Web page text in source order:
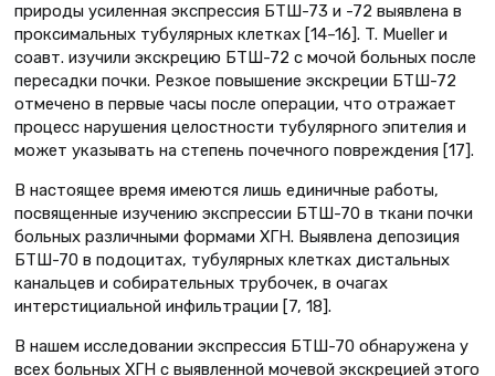
природы усиленная экспрессия БТШ-73 и -72 выявлена в
проксимальных тубулярных клетках [14–16]. T. Mueller и
соавт. изучили экскрецию БТШ-72 с мочой больных после
пересадки почки. Резкое повышение экскреции БТШ-72
отмечено в первые часы после операции, что отражает
процесс нарушения целостности тубулярного эпителия и
может указывать на степень почечного повреждения [17].
В настоящее время имеются лишь единичные работы,
посвященные изучению экспрессии БТШ-70 в ткани почки
больных различными формами ХГН. Выявлена депозиция
БТШ-70 в подоцитах, тубулярных клетках дистальных
канальцев и собирательных трубочек, в очагах
интерстициальной инфильтрации [7, 18].
В нашем исследовании экспрессия БТШ-70 обнаружена у
всех больных ХГН с выявленной мочевой экскрецией этого